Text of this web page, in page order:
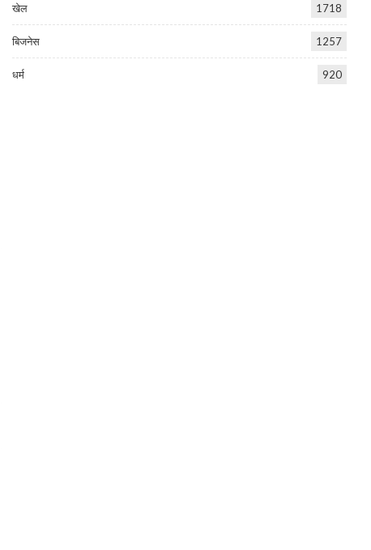
खेल 1718
बिजनेस 1257
धर्म 920